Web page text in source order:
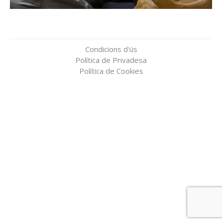
Condicions d'ús
Política de Privadesa
Política de Cookies